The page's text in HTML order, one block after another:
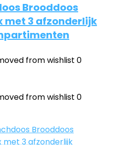
Brooddoos
met 3 afzonderlijk
from wishlist 0
from wishlist 0